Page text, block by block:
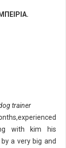
trainer
with kim his
a very big and